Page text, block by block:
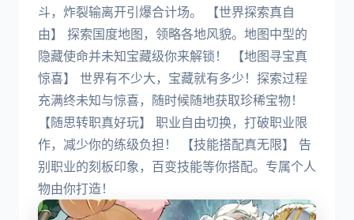
斗，炸裂输离开引爆合计场。 【世界探索真自
由】 探索国度地图，领略各地风貌。地图中型的
隐藏使命并未知宝藏级你来解锁！ 【地图寻宝真
惊喜】 世界有不少大，宝藏就有多少！探索过程
充满终未知与惊喜，随时候随地获取珍稀宝物！
【随思转职真好玩】 职业自由切换，打破职业限
作，减少你的练级负担！ 【技能搭配真无限】 告
别职业的刻板印象，百变技能等你搭配。专属个人
物由你打造！